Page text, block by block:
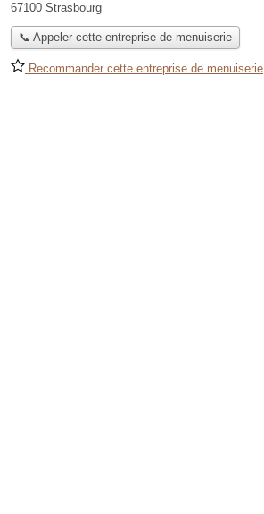
67100 Strasbourg
📞 Appeler cette entreprise de menuiserie
Recommander cette entreprise de menuiserie